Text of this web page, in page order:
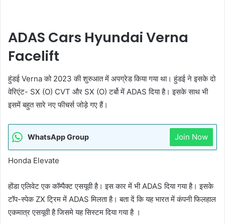
ADAS Cars Hyundai Verna
Facelift
हुंडई Verna को 2023 की शुरुआत में अपग्रेड किया गया था। हुंडई ने इसके दो
वेरिएंट- SX (O) CVT और SX (O) टर्बो में ADAS दिया है। इसके साथ भी
इसमें बहुत सारे नए फीचर्स जोड़े गए हैं।
WhatsApp Group Join Now
Honda Elevate
होंडा एलिवेट एक कॉम्पैक्ट एसयूवी है। इस कार में भी ADAS दिया गया है। इसके
टॉप-स्पेक ZX ट्रिम में ADAS मिलता है। बता दें कि यह भारत में कंपनी फिलहाल
एकमात्र एसयूवी है जिसमे यह सिस्टम दिया गया है ।